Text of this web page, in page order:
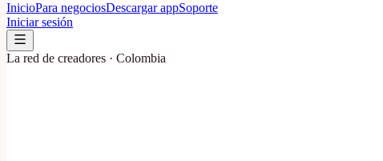
InicioPara negociosDescargar appSoporte
Iniciar sesión
La red de creadores · Colombia